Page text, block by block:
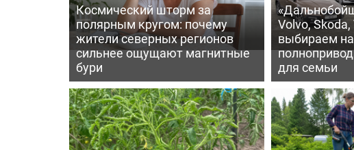
Космический шторм за
полярным кругом: почему
жители северных регионов
сильнее ощущают магнитные
бури
Volvo,
выбираем
для семьи